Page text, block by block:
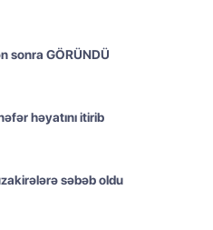
sonra GÖRÜNDÜ
həyatını itirib
səbəb oldu